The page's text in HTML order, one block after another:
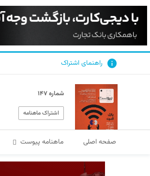
راهنمای اشتراک
شماره ۱۴۷
اشتراک ماهنامه
صفحه اصلی ماهنامه پیوست